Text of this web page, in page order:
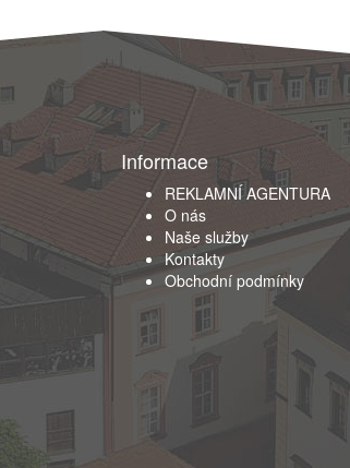
Informace
REKLAMNÍ AGENTURA
O nás
Naše služby
Kontakty
Obchodní podmínky